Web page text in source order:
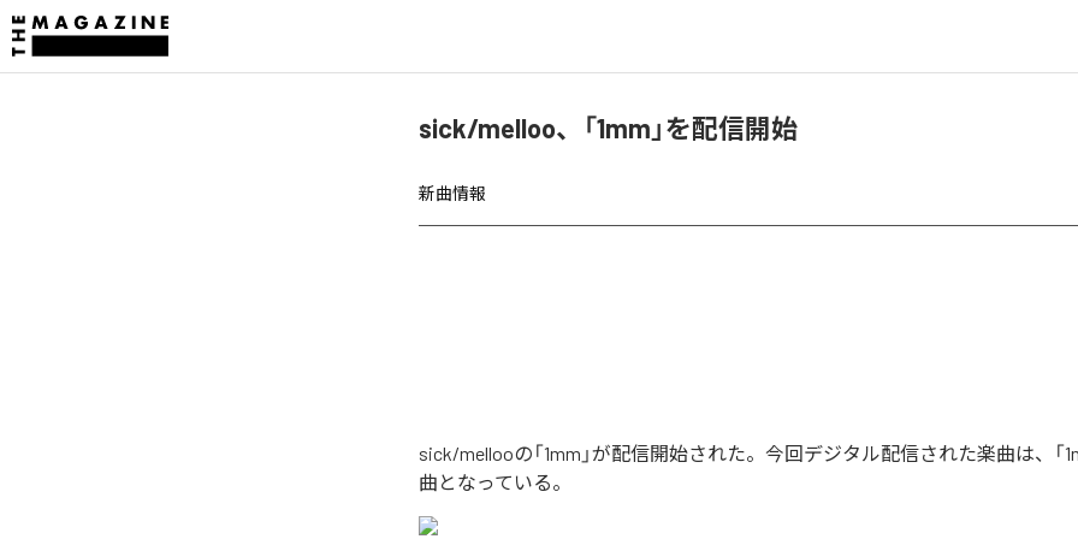
sick/melloo、「1mm」を配信開始
新曲情報
sick/mellooの「1mm」が配信開始された。今回デジタル配信された楽曲は、「
曲となっている。